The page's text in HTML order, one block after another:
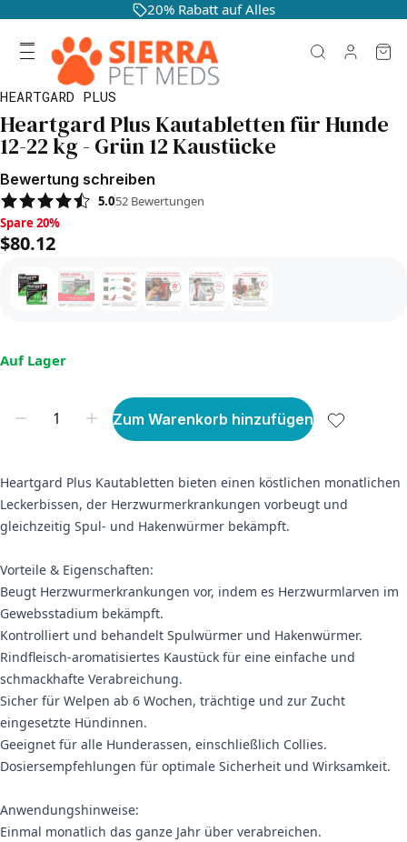
20% Rabatt auf Alles
HEARTGARD PLUS
Heartgard Plus Kautabletten für Hunde
12-22 kg - Grün 12 Kaustücke
Bewertung schreiben
5.052 Bewertungen
Spare 20%, $80.12
Spare 20%
$80.12
Auf Lager
Zum Warenkorb hinzufügen
Heartgard Plus Kautabletten bieten einen köstlichen monatlichen
Leckerbissen, der Herzwurmerkrankungen vorbeugt und
gleichzeitig Spul- und Hakenwürmer bekämpft.
Vorteile & Eigenschaften:
Beugt Herzwurmerkrankungen vor, indem es Herzwurmlarven im
Gewebsstadium bekämpft.
Kontrolliert und behandelt Spulwürmer und Hakenwürmer.
Rindfleisch-aromatisiertes Kaustück für eine einfache und
schmackhafte Verabreichung.
Sicher für Welpen ab 6 Wochen, trächtige und zur Zucht
eingesetzte Hündinnen.
Geeignet für alle Hunderassen, einschließlich Collies.
Dosiersempfehlungen für optimale Sicherheit und Wirksamkeit.
Anwendungshinweise:
Einmal monatlich das ganze Jahr über verabreichen.